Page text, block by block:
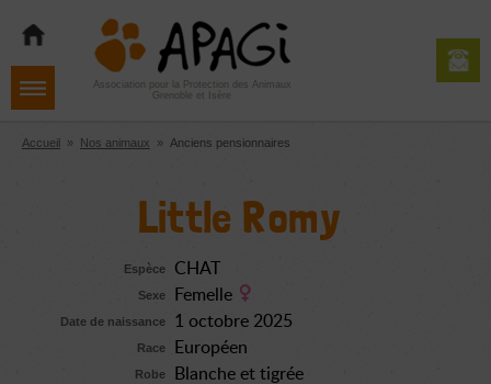
navigation
contenu
Aller
pied
de
Association pour la Protection des Animaux
Grenoble et Isère
Accueil » Nos animaux » Anciens pensionnaires
Little Romy
Espèce CHAT
Sexe Femelle
Date de naissance 1 octobre 2025
Race Européen
Robe Blanche et tigrée